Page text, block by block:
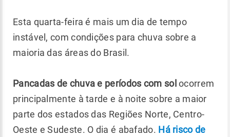
Esta quarta-feira é mais um dia de tempo
instável, com condições para chuva sobre a
maioria das áreas do Brasil.
Pancadas de chuva e períodos com sol ocorrem
principalmente à tarde e à noite sobre a maior
parte dos estados das Regiões Norte, Centro-
Oeste e Sudeste. O dia é abafado. Há risco de